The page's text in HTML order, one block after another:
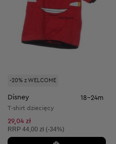
-20% z WELCOME
Disney 18-24m
T-shirt dziecięcy
29,04 zł
Cena sugerowana:
RRP 44,00 zł (-34%)